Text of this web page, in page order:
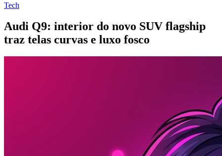
Tech
Audi Q9: interior do novo SUV flagship
traz telas curvas e luxo fosco